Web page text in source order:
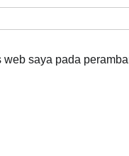
saya pada